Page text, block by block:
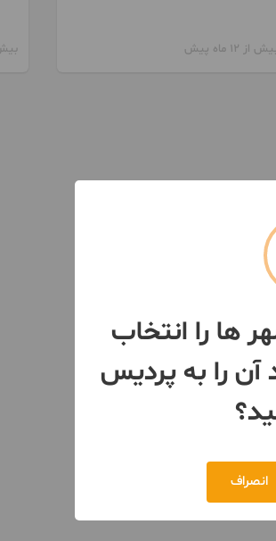
از 12 ماه پیش بیش از
ها را انتخاب
آن را به پردیس
انصراف